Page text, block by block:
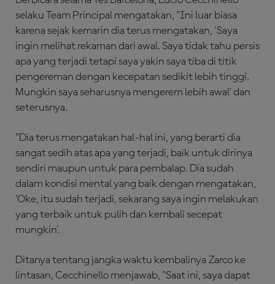
selaku Team Principal mengatakan, "Ini luar biasa
karena sejak kemarin dia terus mengatakan, 'Saya
ingin melihat rekaman dari awal. Saya tidak tahu persis
apa yang terjadi tetapi saya yakin saya tiba di titik
pengereman dengan kecepatan sedikit lebih tinggi.
Mungkin saya seharusnya mengerem lebih awal' dan
seterusnya.
"Dia terus mengatakan hal-hal ini, yang berarti dia
sangat sedih atas apa yang terjadi, baik untuk dirinya
sendiri maupun untuk para pembalap. Dia sudah
dalam kondisi mental yang baik dengan mengatakan,
'Oke, itu sudah terjadi, sekarang saya ingin melakukan
yang terbaik untuk pulih dan kembali secepat
mungkin'.
Ditanya tentang jangka waktu kembalinya Zarco ke
lintasan, Cecchinello menjawab, "Saat ini, saya dapat